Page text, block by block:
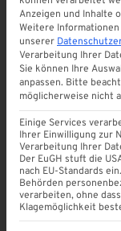
ALLE
Alle Produkte ansehen
Anzeigen und Inhalte
Weitere
unserer
Verarbeitung Ihrer
Sie können Ihre
anpassen. Bitte
möglicherweise nicht
Einige Services
Ihrer Einwilligung zur
Verarbeitung Ihrer
Der EuGH stuft die
nach EU-Standards
Behörden
verarbeiten, ohne
Klagemöglichkeit